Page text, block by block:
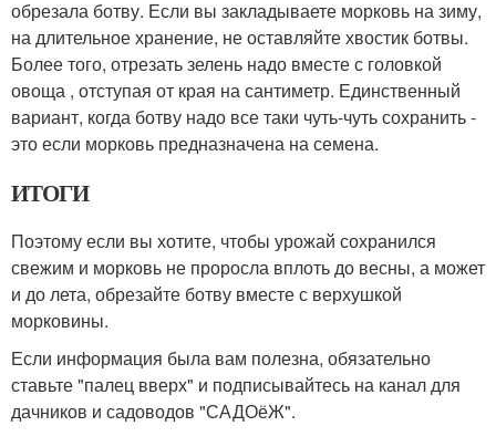
обрезала ботву. Если вы закладываете морковь на зиму,
на длительное хранение, не оставляйте хвостик ботвы.
Более того, отрезать зелень надо вместе с головкой
овоща , отступая от края на сантиметр. Единственный
вариант, когда ботву надо все таки чуть-чуть сохранить -
это если морковь предназначена на семена.
ИТОГИ
Поэтому если вы хотите, чтобы урожай сохранился
свежим и морковь не проросла вплоть до весны, а может
и до лета, обрезайте ботву вместе с верхушкой
морковины.
Если информация была вам полезна, обязательно
ставьте "палец вверх" и подписывайтесь на канал для
дачников и садоводов "САДОёЖ".